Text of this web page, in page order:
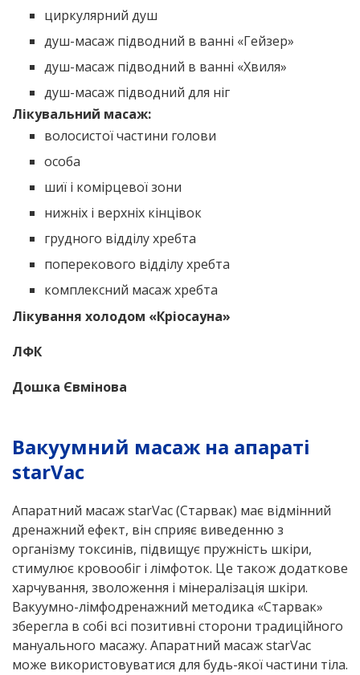
циркулярний душ
душ-масаж підводний в ванні «Гейзер»
душ-масаж підводний в ванні «Хвиля»
душ-масаж підводний для ніг
Лікувальний масаж:
волосистої частини голови
особа
шиї і комірцевої зони
нижніх і верхніх кінцівок
грудного відділу хребта
поперекового відділу хребта
комплексний масаж хребта
Лікування холодом «Кріосауна»
ЛФК
Дошка Євмінова
Вакуумний масаж на апараті
starVac
Апаратний масаж starVac (Старвак) має відмінний
дренажний ефект, він сприяє виведенню з
організму токсинів, підвищує пружність шкіри,
стимулює кровообіг і лімфоток. Це також додаткове
харчування, зволоження і мінералізація шкіри.
Вакуумно-лімфодренажний методика «Старвак»
зберегла в собі всі позитивні сторони традиційного
мануального масажу. Апаратний масаж starVac
може використовуватися для будь-якої частини тіла.